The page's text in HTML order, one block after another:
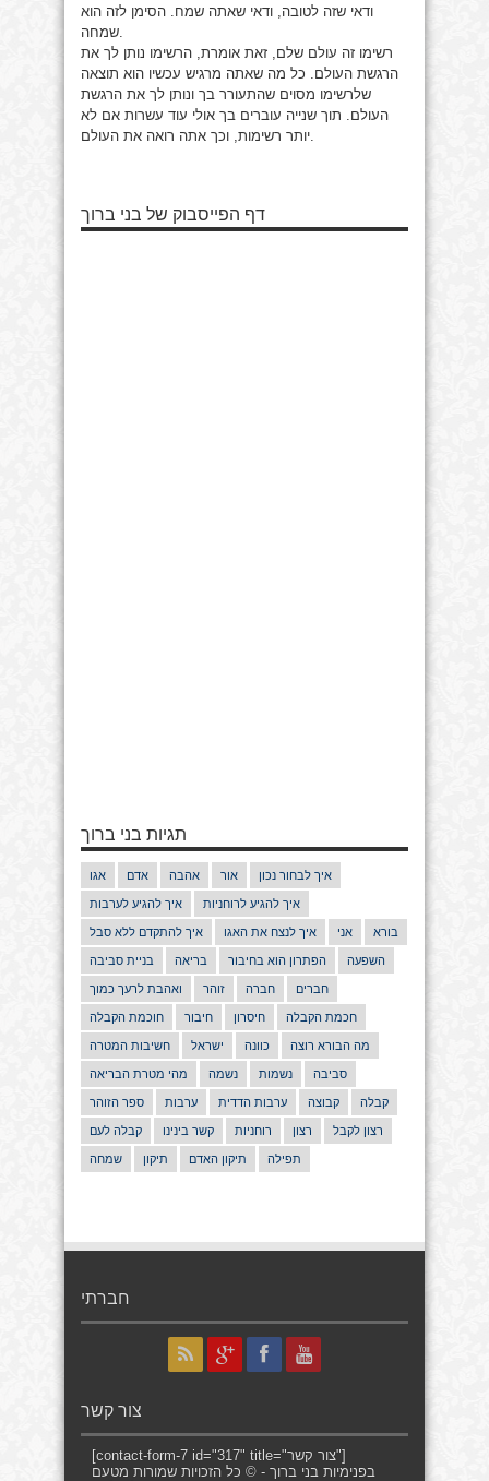
ודאי שזה לטובה, ודאי שאתה שמח. הסימן לזה הוא
רשימו זה עולם שלם, זאת אומרת, הרשימו נותן לך את
הרגשת העולם. כל מה שאתה מרגיש עכשיו הוא תוצאה
שלרשימו מסוים שהתעורר בך ונותן לך את הרגשת
העולם. תוך שנייה עוברים בך אולי עוד עשרות אם לא
דף הפייסבוק של בני ברוך
תגיות בני ברוך
אגו אדם אהבה אור איך לבחור נכון
איך להגיע לערבות איך להגיע לרוחניות
איך להתקדם ללא סבל איך לנצח את האגו אני בורא
בניית סביבה בריאה הפתרון הוא בחיבור השפעה
ואהבת לרעך כמוך זוהר חברה חברים
חוכמת הקבלה חיבור חיסרון חכמת הקבלה
חשיבות המטרה ישראל כוונה מה הבורא רוצה
מהי מטרת הבריאה נשמה נשמות סביבה
ספר הזוהר ערבות ערבות הדדית קבוצה קבלה
קבלה לעם קשר בינינו רוחניות רצון רצון לקבל
שמחה תיקון תיקון האדם תפילה
חברתי
צור קשר
[contact-form-7 id="317" title="צור קשר"]
בפנימיות בני ברוך - © כל הזכויות שמורות מטעם